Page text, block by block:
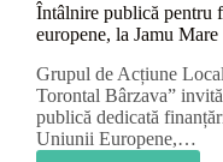
Întâlnire publică pentru
europene, la Jamu Mare
Grupul de Acțiune
Torontal Bârzava”
publică dedicată
Uniunii Europene,…